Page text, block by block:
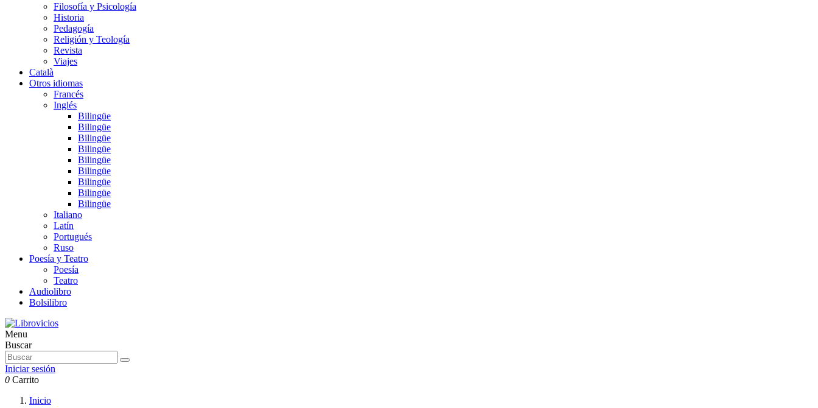
Filosofía y Psicología
Historia
Pedagogía
Religión y Teología
Revista
Viajes
Català
Otros idiomas
Francés
Inglés
Bilingüe
Bilingüe
Bilingüe
Bilingüe
Bilingüe
Bilingüe
Bilingüe
Bilingüe
Bilingüe
Italiano
Latín
Portugués
Ruso
Poesía y Teatro
Poesía
Teatro
Audiolibro
Bolsilibro
Menu
Buscar
Iniciar sesión
0 Carrito
Inicio